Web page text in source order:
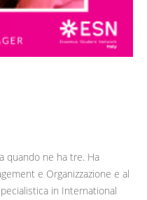
quando ne ha tre. Ha
e Organizzazione e al
in International